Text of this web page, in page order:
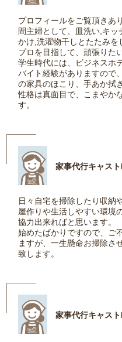
プロフィールをご覧頂きあ
間主婦として、皿洗い,キ
かけ,洗濯物干しとたたみ
プロを目指して、頑張りた
学生時代には、ビジネスホ
バイト経験がありますので
の家具のほこり、手あか拭
性格は真面目で、こまやか
す。
家事代行キャス
日々自宅を掃除したり収納
屋作りや生活しやすい環境
協力出来ればと思います。
始めたばかりですので、ご
ますが、一生懸命お掃除さ
致します。
家事代行キャス